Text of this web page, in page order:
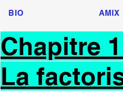
BIO AMIX
Chapitre
La